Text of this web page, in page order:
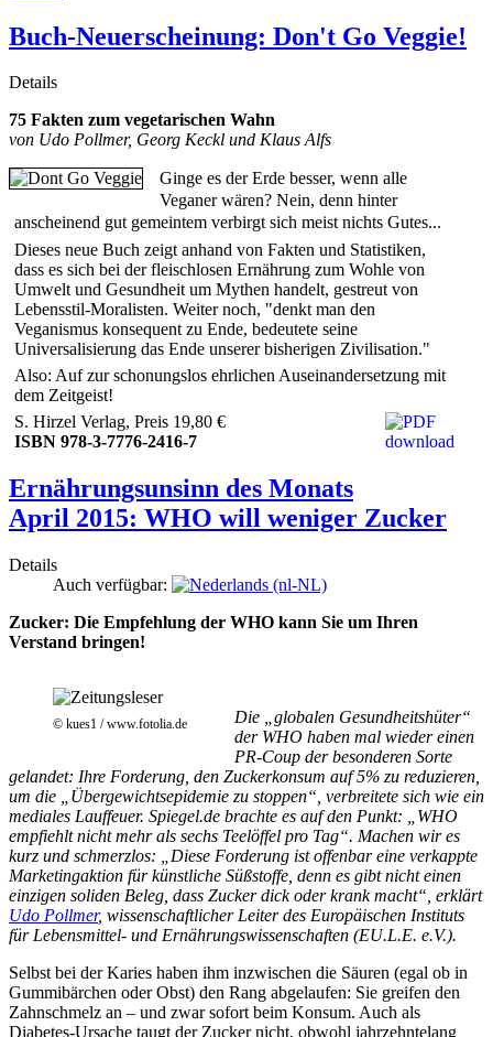
Buch-Neuerscheinung: Don't Go Veggie!
Details
75 Fakten zum vegetarischen Wahn
von Udo Pollmer, Georg Keckl und Klaus Alfs
Ginge es der Erde besser, wenn alle
Veganer wären? Nein, denn hinter
anscheinend gut gemeintem verbirgt sich meist nichts Gutes...
Dieses neue Buch zeigt anhand von Fakten und Statistiken,
dass es sich bei der fleischlosen Ernährung zum Wohle von
Umwelt und Gesundheit um Mythen handelt, gestreut von
Lebensstil-Moralisten. Weiter noch, "denkt man den
Veganismus konsequent zu Ende, bedeutete seine
Universalisierung das Ende unserer bisherigen Zivilisation."
Also: Auf zur schonungslos ehrlichen Auseinandersetzung mit
dem Zeitgeist!
S. Hirzel Verlag, Preis 19,80 €
ISBN 978-3-7776-2416-7
Ernährungsunsinn des Monats
April 2015: WHO will weniger Zucker
Details
Auch verfügbar:
Zucker: Die Empfehlung der WHO kann Sie um Ihren
Verstand bringen!
© kues1 / www.fotolia.de
Die „globalen Gesundheitshüter“
der WHO haben mal wieder einen
PR-Coup der besonderen Sorte
gelandet: Ihre Forderung, den Zuckerkonsum auf 5% zu reduzieren,
um die „Übergewichtsepidemie zu stoppen“, verbreitete sich wie ein
mediales Lauffeuer. Spiegel.de brachte es auf den Punkt: „WHO
empfiehlt nicht mehr als sechs Teelöffel pro Tag“. Machen wir es
kurz und schmerzlos: „Diese Forderung ist offenbar eine verkappte
Marketingaktion für künstliche Süßstoffe, denn es gibt nicht einen
einzigen soliden Beleg, dass Zucker dick oder krank macht“, erklärt
Udo Pollmer, wissenschaftlicher Leiter des Europäischen Instituts
für Lebensmittel- und Ernährungswissenschaften (EU.L.E. e.V.).
Selbst bei der Karies haben ihm inzwischen die Säuren (egal ob in
Gummibärchen oder Obst) den Rang abgelaufen: Sie greifen den
Zahnschmelz an – und zwar sofort beim Konsum. Auch als
Diabetes-Ursache taugt der Zucker nicht, obwohl jahrzehntelang